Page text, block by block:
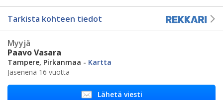
Tarkista kohteen tiedot
Myyjä
Paavo Vasara
Tampere, Pirkanmaa - Kartta
Jäsenenä 16 vuotta
Lähetä viesti